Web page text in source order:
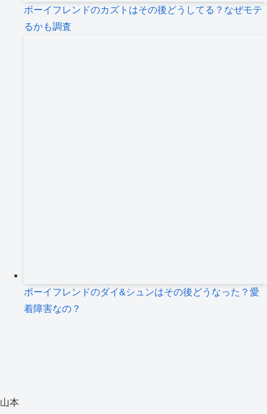
ボーイフレンドのカズトはその後どうしてる？なぜモテ
るかも調査
ボーイフレンドのダイ&シュンはその後どうなった？愛
着障害なの？
山本